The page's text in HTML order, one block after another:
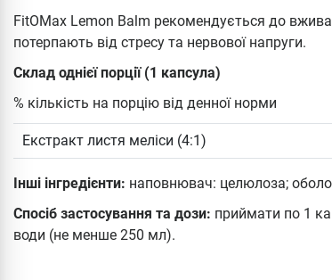
FitOMax Lemon Balm рекомендується до
потерпають від стресу та нервової напруги.
Склад однієї порції (1 капсула)
% кількість на порцію від денної норми
Екстракт листя меліси (4:1)
Інші інгредієнти: наповнювач: целюлоза;
Спосіб застосування та дози: приймати по 1
води (не менше 250 мл).